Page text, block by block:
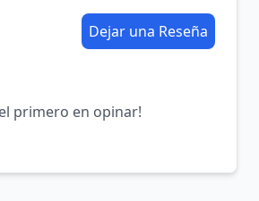
Dejar una Reseña
el primero en opinar!